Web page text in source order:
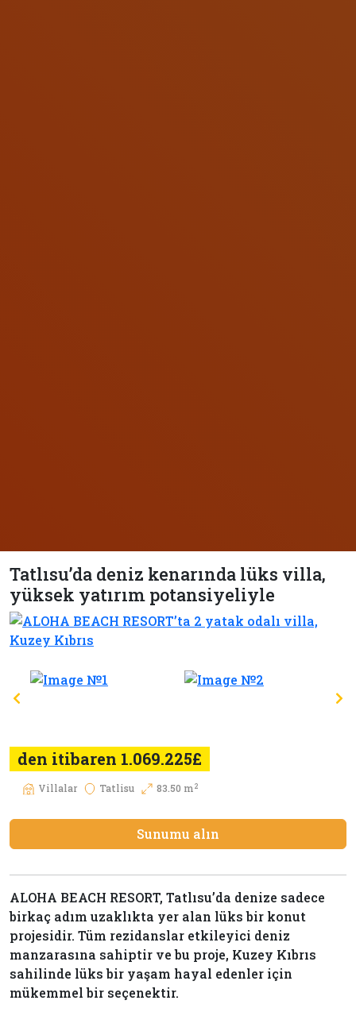
Tatlısu’da deniz kenarında lüks villa,
yüksek yatırım potansiyeliyle
den itibaren 1.069.225£
Villalar Tatlisu 83.50 m2
Sunumu alın
ALOHA BEACH RESORT, Tatlısu’da denize sadece
birkaç adım uzaklıkta yer alan lüks bir konut
projesidir. Tüm rezidanslar etkileyici deniz
manzarasına sahiptir ve bu proje, Kuzey Kıbrıs
sahilinde lüks bir yaşam hayal edenler için
mükemmel bir seçenektir.